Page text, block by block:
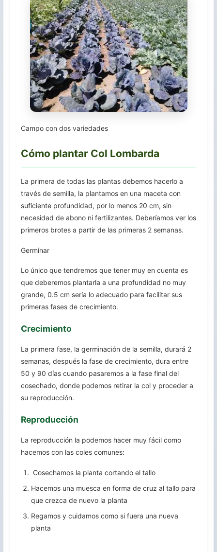
Campo con dos variedades
Cómo plantar Col Lombarda
La primera de todas las plantas debemos hacerlo a
través de semilla, la plantamos en una maceta con
suficiente profundidad, por lo menos 20 cm, sin
necesidad de abono ni fertilizantes. Deberíamos ver los
primeros brotes a partir de las primeras 2 semanas.
Germinar
Lo único que tendremos que tener muy en cuenta es
que deberemos plantarla a una profundidad no muy
grande, 0.5 cm sería lo adecuado para facilitar sus
primeras fases de crecimiento.
Crecimiento
La primera fase, la germinación de la semilla, durará 2
semanas, después la fase de crecimiento, dura entre
50 y 90 días cuando pasaremos a la fase final del
cosechado, donde podemos retirar la col y proceder a
su reproducción.
Reproducción
La reproducción la podemos hacer muy fácil como
hacemos con las coles comunes:
Cosechamos la planta cortando el tallo
Hacemos una muesca en forma de cruz al tallo para
que crezca de nuevo la planta
Regamos y cuidamos como si fuera una nueva
planta